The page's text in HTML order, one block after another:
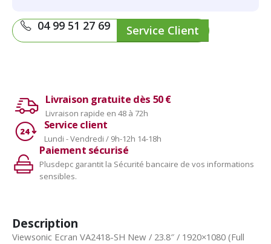
04 99 51 27 69 Service Client
Livraison gratuite dès 50 €
Livraison rapide en 48 à 72h
Service client
Lundi - Vendredi / 9h-12h 14-18h
Paiement sécurisé
Plusdepc garantit la Sécurité bancaire de vos informations
sensibles.
Description
Viewsonic Ecran VA2418-SH New / 23.8″ / 1920×1080 (Full